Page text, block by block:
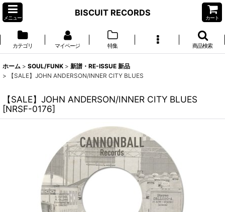
メニュー
BISCUIT RECORDS
カート
カテゴリ マイページ 特集 商品検索
ホーム > SOUL/FUNK > 新譜・RE-ISSUE 新品
>
【SALE】JOHN ANDERSON/INNER CITY BLUES
【SALE】JOHN ANDERSON/INNER CITY BLUES
[NRSF-0176]